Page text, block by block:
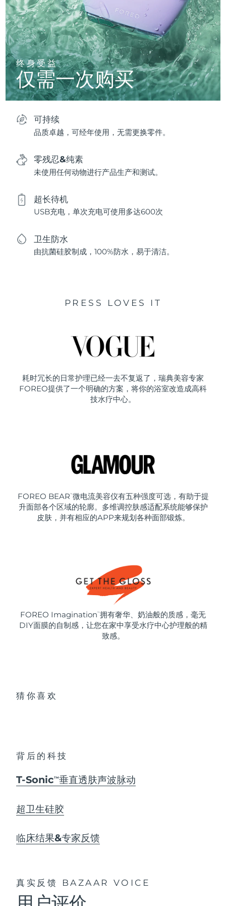
终身受益
仅需一次购买
可持续
品质卓越，可经年使用，无需更换零件。
零残忍&纯素
未使用任何动物进行产品生产和测试。
超长待机
USB充电，单次充电可使用多达600次
卫生防水
由抗菌硅胶制成，100%防水，易于清洁。
PRESS LOVES IT
耗时冗长的日常护理已经一去不复返了，瑞典美容专家
FOREO提供了一个明确的方案，将你的浴室改造成高科
技水疗中心。
FOREO BEAR ™ 微电流美容仪有五种强度可选，有助于提
升面部各个区域的轮廓。多维调控肤感适配系统能够保护
皮肤，并有相应的APP来规划各种面部锻炼。
FOREO Imagination ™ 拥有奢华、奶油般的质感，毫无
DIY面膜的自制感，让您在家中享受水疗中心护理般的精
致感。
猜你喜欢
背后的科技
T-SonicTM 垂直透肤声波脉动
超卫生硅胶
临床结果&专家反馈
真实反馈 BAZAAR VOICE